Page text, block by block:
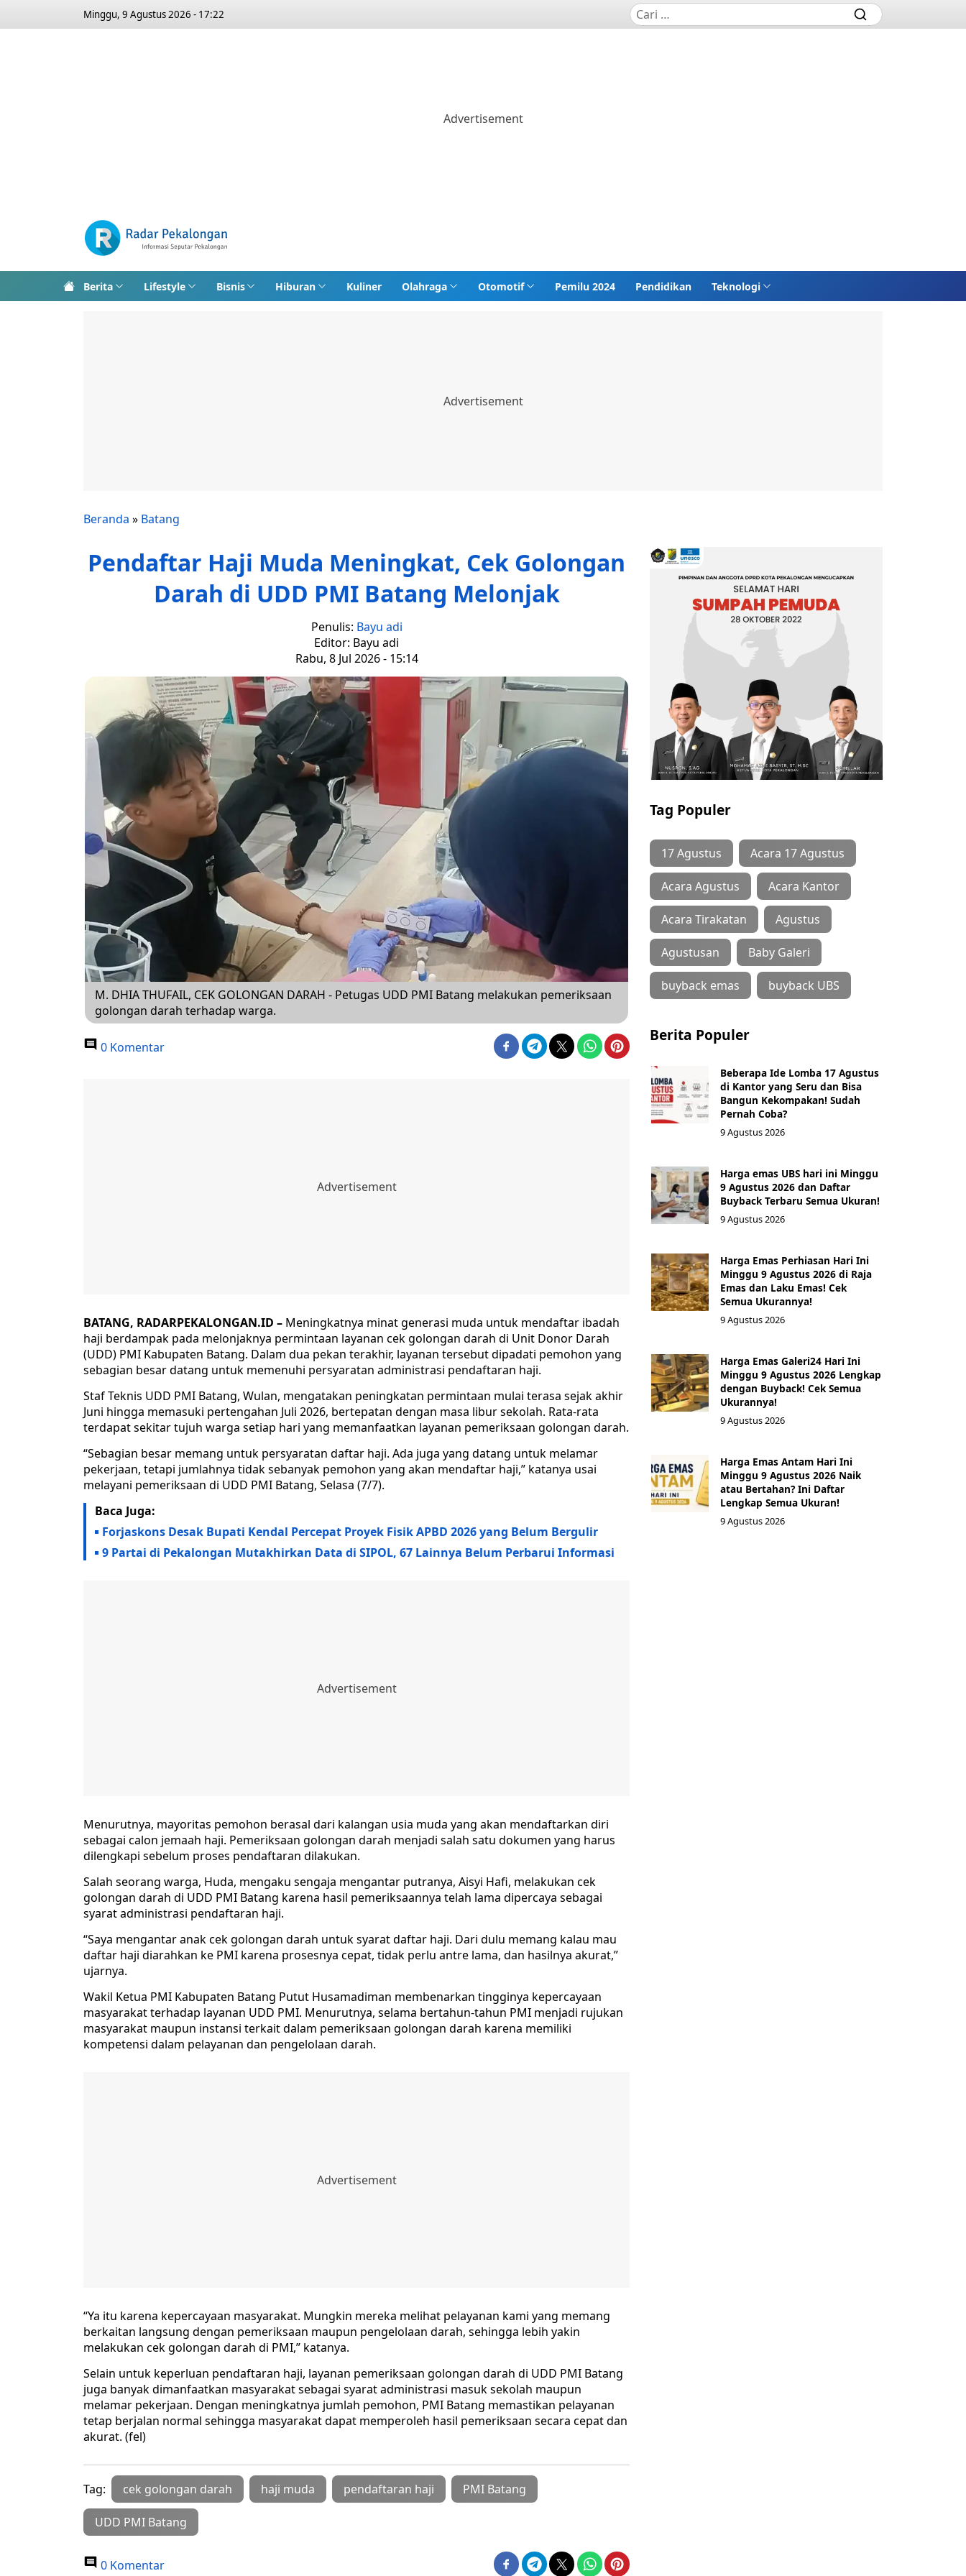
Minggu, 9 Agustus 2026 - 17:22
Berita Lifestyle Bisnis Hiburan Kuliner Olahraga Otomotif Pemilu 2024 Pendidikan Teknologi
Beranda » Batang
Pendaftar Haji Muda Meningkat, Cek Golongan
Darah di UDD PMI Batang Melonjak
Penulis: Bayu adi
Editor: Bayu adi
Rabu, 8 Jul 2026 - 15:14
M. DHIA THUFAIL, CEK GOLONGAN DARAH - Petugas UDD PMI Batang melakukan pemeriksaan
golongan darah terhadap warga.
0 Komentar
BATANG, RADARPEKALONGAN.ID – Meningkatnya minat generasi muda untuk mendaftar ibadah
haji berdampak pada melonjaknya permintaan layanan cek golongan darah di Unit Donor Darah
(UDD) PMI Kabupaten Batang. Dalam dua pekan terakhir, layanan tersebut dipadati pemohon yang
sebagian besar datang untuk memenuhi persyaratan administrasi pendaftaran haji.
Staf Teknis UDD PMI Batang, Wulan, mengatakan peningkatan permintaan mulai terasa sejak akhir
Juni hingga memasuki pertengahan Juli 2026, bertepatan dengan masa libur sekolah. Rata-rata
terdapat sekitar tujuh warga setiap hari yang memanfaatkan layanan pemeriksaan golongan darah.
“Sebagian besar memang untuk persyaratan daftar haji. Ada juga yang datang untuk melamar
pekerjaan, tetapi jumlahnya tidak sebanyak pemohon yang akan mendaftar haji,” katanya usai
melayani pemeriksaan di UDD PMI Batang, Selasa (7/7).
Baca Juga:
Forjaskons Desak Bupati Kendal Percepat Proyek Fisik APBD 2026 yang Belum Bergulir
9 Partai di Pekalongan Mutakhirkan Data di SIPOL, 67 Lainnya Belum Perbarui Informasi
Menurutnya, mayoritas pemohon berasal dari kalangan usia muda yang akan mendaftarkan diri
sebagai calon jemaah haji. Pemeriksaan golongan darah menjadi salah satu dokumen yang harus
dilengkapi sebelum proses pendaftaran dilakukan.
Salah seorang warga, Huda, mengaku sengaja mengantar putranya, Aisyi Hafi, melakukan cek
golongan darah di UDD PMI Batang karena hasil pemeriksaannya telah lama dipercaya sebagai
syarat administrasi pendaftaran haji.
“Saya mengantar anak cek golongan darah untuk syarat daftar haji. Dari dulu memang kalau mau
daftar haji diarahkan ke PMI karena prosesnya cepat, tidak perlu antre lama, dan hasilnya akurat,”
ujarnya.
Wakil Ketua PMI Kabupaten Batang Putut Husamadiman membenarkan tingginya kepercayaan
masyarakat terhadap layanan UDD PMI. Menurutnya, selama bertahun-tahun PMI menjadi rujukan
masyarakat maupun instansi terkait dalam pemeriksaan golongan darah karena memiliki
kompetensi dalam pelayanan dan pengelolaan darah.
“Ya itu karena kepercayaan masyarakat. Mungkin mereka melihat pelayanan kami yang memang
berkaitan langsung dengan pemeriksaan maupun pengelolaan darah, sehingga lebih yakin
melakukan cek golongan darah di PMI,” katanya.
Selain untuk keperluan pendaftaran haji, layanan pemeriksaan golongan darah di UDD PMI Batang
juga banyak dimanfaatkan masyarakat sebagai syarat administrasi masuk sekolah maupun
melamar pekerjaan. Dengan meningkatnya jumlah pemohon, PMI Batang memastikan pelayanan
tetap berjalan normal sehingga masyarakat dapat memperoleh hasil pemeriksaan secara cepat dan
akurat. (fel)
Tag: cek golongan darah haji muda pendaftaran haji PMI Batang
UDD PMI Batang
0 Komentar
Tag Populer
17 Agustus Acara 17 Agustus
Acara Agustus Acara Kantor
Acara Tirakatan Agustus
Agustusan Baby Galeri
buyback emas buyback UBS
Berita Populer
Beberapa Ide Lomba 17 Agustus
di Kantor yang Seru dan Bisa
Bangun Kekompakan! Sudah
Pernah Coba?
9 Agustus 2026
Harga emas UBS hari ini Minggu
9 Agustus 2026 dan Daftar
Buyback Terbaru Semua Ukuran!
9 Agustus 2026
Harga Emas Perhiasan Hari Ini
Minggu 9 Agustus 2026 di Raja
Emas dan Laku Emas! Cek
Semua Ukurannya!
9 Agustus 2026
Harga Emas Galeri24 Hari Ini
Minggu 9 Agustus 2026 Lengkap
dengan Buyback! Cek Semua
Ukurannya!
9 Agustus 2026
Harga Emas Antam Hari Ini
Minggu 9 Agustus 2026 Naik
atau Bertahan? Ini Daftar
Lengkap Semua Ukuran!
9 Agustus 2026